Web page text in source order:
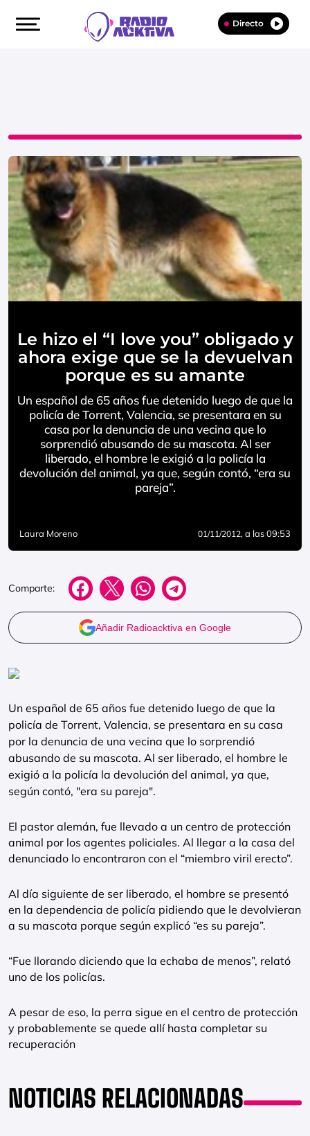
Directo
Le hizo el “I love you” obligado y
ahora exige que se la devuelvan
porque es su amante
Un español de 65 años fue detenido luego de que la
policía de Torrent, Valencia, se presentara en su
casa por la denuncia de una vecina que lo
sorprendió abusando de su mascota. Al ser
liberado, el hombre le exigió a la policía la
devolución del animal, ya que, según contó, “era su
pareja”.
Laura Moreno 01/11/2012, a las 09:53
Comparte:
Añadir Radioacktiva en Google
Un español de 65 años fue detenido luego de que la
policía de Torrent, Valencia, se presentara en su casa
por la denuncia de una vecina que lo sorprendió
abusando de su mascota. Al ser liberado, el hombre le
exigió a la policía la devolución del animal, ya que,
según contó, "era su pareja".
El pastor alemán, fue llevado a un centro de protección
animal por los agentes policiales. Al llegar a la casa del
denunciado lo encontraron con el “miembro viril erecto”.
Al día siguiente de ser liberado, el hombre se presentó
en la dependencia de policía pidiendo que le devolvieran
a su mascota porque según explicó “es su pareja”.
“Fue llorando diciendo que la echaba de menos”, relató
uno de los policías.
A pesar de eso, la perra sigue en el centro de protección
y probablemente se quede allí hasta completar su
recuperación
NOTICIAS RELACIONADAS